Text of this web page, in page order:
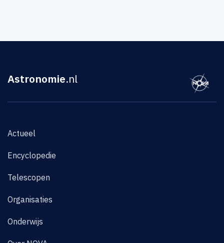
Astronomie.nl
Actueel
Encyclopedie
Telescopen
Organisaties
Onderwijs